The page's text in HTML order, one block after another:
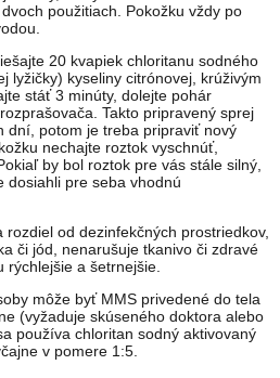
použitiach. Pokožku vždy po
20 kvapiek chloritanu sodného
lyžičky) kyseliny citrónovej, krúživým
stáť 3 minúty, dolejte pohár
Takto pripravený sprej
dní, potom je treba pripraviť nový
nechajte roztok vyschnúť,
by bol roztok pre vás stále silný,
dosiahli pre seba vhodnú
rozdiel od dezinfekčných prostriedkov,
či jód, nenarušuje tkanivo či zdravé
a šetrnejšie.
môže byť MMS privedené do tela
(vyžaduje skúseného doktora alebo
používa chloritan sodný aktivovaný
v pomere 1:5.